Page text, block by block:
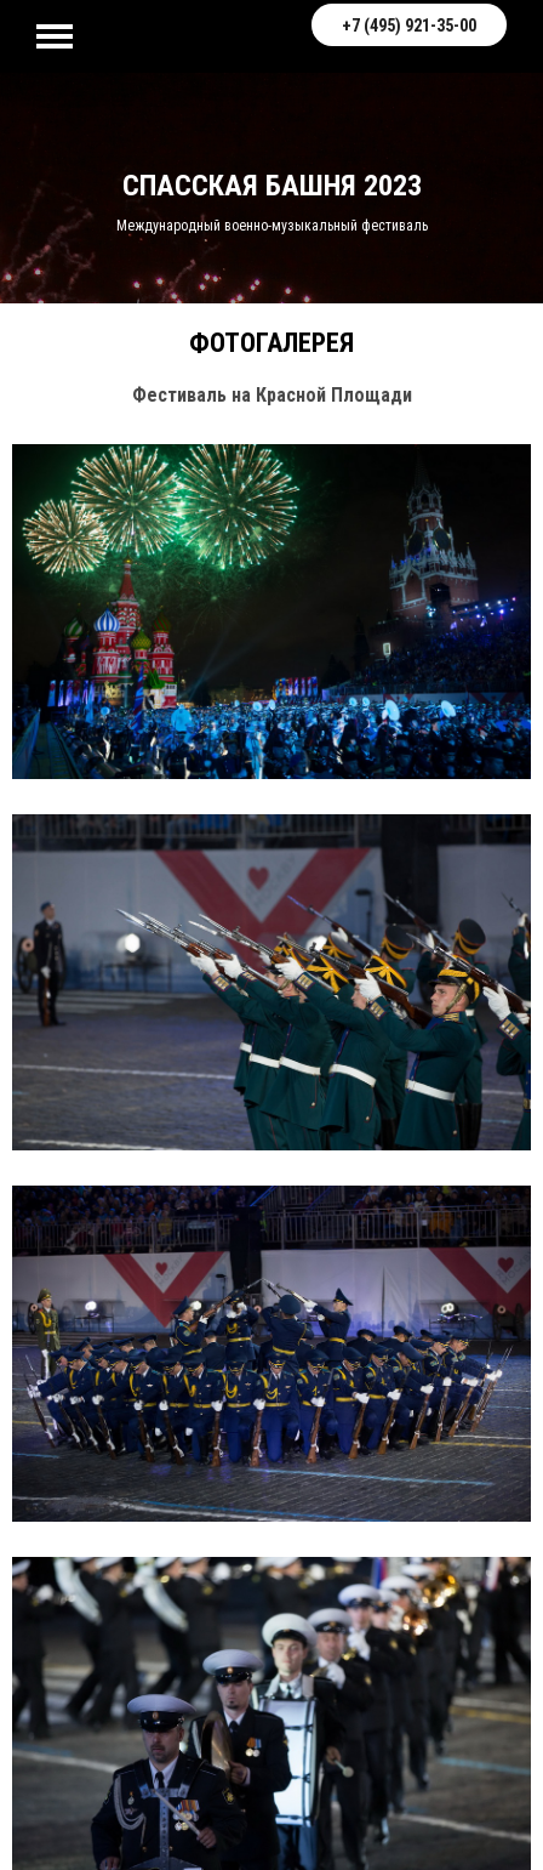
+7 (495) 921-35-00
СПАССКАЯ БАШНЯ 2023
Международный военно-музыкальный фестиваль
ФОТОГАЛЕРЕЯ
Фестиваль на Красной Площади